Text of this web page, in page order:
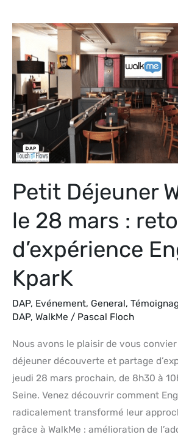
Petit Déjeuner
le 28 mars :
d’expérience
KparK
DAP, Evénement, General,
DAP, WalkMe / Pascal Floch
Nous avons le plaisir de vous
déjeuner découverte et partage
jeudi 28 mars prochain, de 8h30 à
Seine. Venez découvrir comment
radicalement transformé leur
grâce à WalkMe : amélioration de
Petit
Déjeuner
WalkMe
le
28
mars
:
retour
Engie
et
KparK